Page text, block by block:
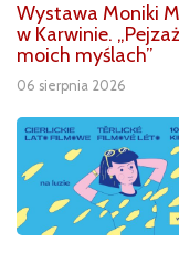
Wystawa Moniki
w Karwinie.
moich myślach”
06 sierpnia 2026